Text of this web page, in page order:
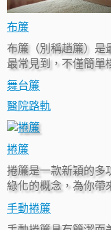
布簾
布簾（別稱趟簾）是
最常見到，不僅簡單
舞台簾
醫院路軌
捲簾
捲簾是一款新穎的多
綠化的概念，為你帶
手動捲簾